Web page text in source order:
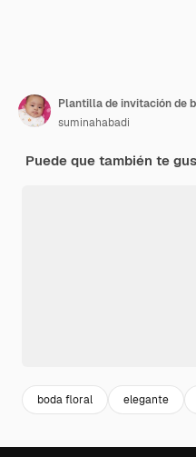
Plantilla de invitación de
suminahabadi
Puede que también te
boda floral elegante